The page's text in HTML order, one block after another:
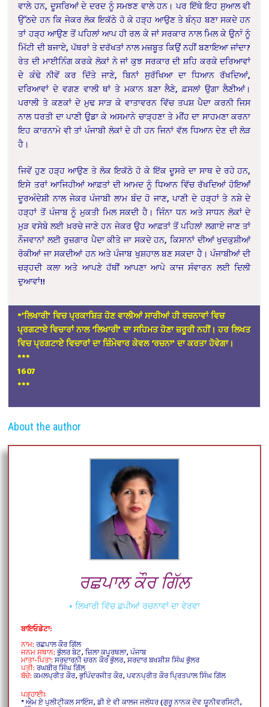
ਵਾਲੇ ਹਨ, ਦੂਸਰਿਆਂ ਦੇ ਦਰਦ ਨੂੰ ਸਮਝਣ ਵਾਲੇ ਹਨ। ਪਰ ਇੱਥੇ ਇਹ ਸੁਆਲ ਵੀ
ਉੱਠਦੇ ਹਨ ਕਿ ਜੇਕਰ ਲੋਕ ਇਕੱਠੇ ਹੋ ਕੇ ਹੜ੍ਹ ਆਉਣ ਤੇ ਬੰਨ੍ਹ ਬਣਾ ਸਕਦੇ ਹਨ
ਤਾਂ ਹੜ੍ਹ ਆਉਣ ਤੋਂ ਪਹਿਲਾਂ ਆਪ ਹੀ ਰਲ ਕੇ ਜਾਂ ਸਰਕਾਰ ਨਾਲ ਮਿਲ ਕੇ ਉੁਨਾੰ ਨੂੰ
ਮਿੱਟੀ ਦੀ ਬਜਾਏ, ਪੱਥਰਾਂ ਤੇ ਦਰੱਖਤਾਂ ਨਾਲ ਮਜ਼ਬੂਤ ਕਿਉਂ ਨਹੀਂ ਬਣਾਇਆ ਜਾਂਦਾ?
ਰੇਤ ਦੀ ਮਾਈਨਿੰਗ ਕਰਕੇ ਲੋਕਾਂ ਨੇ ਜਾਂ ਕੁਝ ਸਰਕਾਰ ਦੀ ਸ਼ਹਿ ਕਰਕੇ ਦਰਿਆਵਾਂ
ਦੇ ਕੰਢੇ ਨੀਵੇਂ ਕਰ ਦਿੱਤੇ ਜਾਣੇ, ਬਿਨਾਂ ਸੁਰੱਖਿਆ ਦਾ ਧਿਆਨ ਰੱਖਦਿਆਂ,
ਦਰਿਆਵਾਂ ਦੇ ਵਗਣ ਵਾਲੀ ਥਾਂ ਤੇ ਮਕਾਨ ਬਣਾ ਲੈਣੇ, ਫ਼ਸਲਾਂ ਉਗਾ ਲੈਣੀਆਂ।
ਪਰਾਲੀ ਤੇ ਕਣਕਾਂ ਦੇ ਮੁਢ ਸਾੜ ਕੇ ਵਾਤਾਵਰਨ ਵਿੱਚ ਤਪਸ਼ ਪੈਦਾ ਕਰਨੀ ਜਿਸ
ਨਾਲ ਧਰਤੀ ਦਾ ਪਾਣੀ ਉੁਡਾ ਕੇ ਅਸਮਾਨੇ ਚਾੜ੍ਹਣਾ ਤੇ ਮੀਂਹ ਦਾ ਸਾਹਮਣਾ ਕਰਨਾ
ਇਹ ਕਾਰਨਾਮੇ ਵੀ ਤਾਂ ਪੰਜਾਬੀ ਲੋਕਾਂ ਦੇ ਹੀ ਹਨ ਜਿਨਾਂ ਵੱਲ ਧਿਆਨ ਦੇਣ ਦੀ ਲੋੜ
ਹੈ।
ਜਿਵੇਂ ਹੁਣ ਹੜ੍ਹ ਆਉਣ ਤੇ ਲੋਕ ਇਕੱਠੇ ਹੋ ਕੇ ਇੱਕ ਦੂਸਰੇ ਦਾ ਸਾਥ ਦੇ ਰਹੇ ਹਨ,
ਇਸੇ ਤਰਾਂ ਆਜਿਹੀਆਂ ਆਫ਼ਤਾਂ ਦੀ ਆਮਦ ਨੂੰ ਧਿਆਨ ਵਿੱਚ ਰੱਖਦਿਆਂ ਹੋਇਆਂਂ
ਦੂਰਅੰਦੇਸ਼ੀ ਨਾਲ ਜੇਕਰ ਪੰਜਾਬੀ ਲਾਮ ਬੰਦ ਹੋ ਜਾਣ, ਪਾਣੀ ਦੇ ਹੜ੍ਹਾਂ ਤੇ ਨਸ਼ੇ ਦੇ
ਹੜ੍ਹਾਂ ਤੋਂ ਪੰਜਾਬ ਨੂੰ ਮੁਕਤੀ ਮਿਲ ਸਕਦੀ ਹੈ। ਜਿੰਨਾ ਧਨ ਅਤੇ ਸਾਧਨ ਲੋਕਾਂ ਦੇ
ਮੁੜ ਵਸੇਬੇ ਲਈ ਖ਼ਰਚੇ ਜਾਣੇ ਹਨ ਜੇਕਰ ਉਹ ਆਫ਼ਤਾਂ ਤੋਂ ਪਹਿਲਾਂ ਲਗਾਏ ਜਾਣ ਤਾਂ
ਨੌਜਵਾਨਾਂ ਲਈ ਰੁਜ਼ਗਾਰ ਪੈਦਾ ਕੀਤੇ ਜਾ ਸਕਦੇ ਹਨ, ਕਿਸਾਨਾਂ ਦੀਆਂ ਖੁਦਕੁਸ਼ੀਆਂ
ਰੋਕੀਆਂ ਜਾ ਸਕਦੀਆਂ ਹਨ ਅਤੇ ਪੰਜਾਬ ਖੁਸ਼ਹਾਲ ਬਣ ਸਕਦਾ ਹੈ। ਪੰਜਾਬੀਆਂ ਦੀ
ਚੜ੍ਹਦੀ ਕਲਾ ਅਤੇ ਆਪਣੇ ਹੱਥੀਂ ਆਪਣਾ ਆਪੇ ਕਾਜ ਸੰਵਾਰਨ ਲਈ ਦਿਲੀ
ਦੁਆਵਾਂ!!
*’ਲਿਖਾਰੀ’ ਵਿਚ ਪ੍ਰਕਾਸ਼ਿਤ ਹੋਣ ਵਾਲੀਆਂ ਸਾਰੀਆਂ ਹੀ ਰਚਨਾਵਾਂ ਵਿਚ
ਪ੍ਰਗਟਾਏ ਵਿਚਾਰਾਂ ਨਾਲ ‘ਲਿਖਾਰੀ’ ਦਾ ਸਹਿਮਤ ਹੋਣਾ ਜ਼ਰੂਰੀ ਨਹੀਂ। ਹਰ ਲਿਖਤ
ਵਿਚ ਪ੍ਰਗਟਾਏ ਵਿਚਾਰਾਂ ਦਾ ਜ਼ਿੰਮੇਵਾਰ ਕੇਵਲ ‘ਰਚਨਾ’ ਦਾ ਕਰਤਾ ਹੋਵੇਗਾ।
***
1607
***
About the author
ਰਛਪਾਲ ਕੌਰ ਗਿੱਲ
+ ਲਿਖਾਰੀ ਵਿੱਚ ਛਪੀਆਂ ਰਚਨਾਵਾਂ ਦਾ ਵੇਰਵਾ
ਬਾਇਓਡੇਟਾ:
ਨਾਮ: ਰਛਪਾਲ ਕੌਰ ਗਿੱਲ
ਜਨਮ ਸਥਾਨ: ਭੁੱਲਰ ਬੇਟ, ਜ਼ਿਲਾ ਕਪੂਰਥਲਾ, ਪੰਜਾਬ
ਮਾਤਾ-ਪਿਤਾ: ਸਰਦਾਰਨੀ ਚਰਨ ਕੌਰ ਭੁੱਲਰ, ਸਰਦਾਰ ਬਖਸ਼ੀਸ਼ ਸਿੰਘ ਭੁੱਲਰ
ਪਤੀ: ਰਘਬੀਰ ਸਿੰਘ ਗਿੱਲ
ਬੱਚੇ: ਕਮਲਪ੍ਰੀਤ ਕੌਰ, ਭੁਪਿੰਦਰਜੀਤ ਕੌਰ, ਪਵਨਪ੍ਰੀਤ ਕੌਰ ਪ੍ਰਿਤਪਾਲ ਸਿੰਘ ਗਿੱਲ
ਪੜ੍ਹਾਈਃ
* ਐਮ਼ ਏ਼ ਪੁਲੀਟੀਕਲ ਸਾਇੰਸ, ਡੀ ਏ ਵੀ ਕਾਲਜ ਜਲੰਧਰ (ਗੁਰੂ ਨਾਨਕ ਦੇਵ ਯੂਨੀਵਰਸਿਟੀ,